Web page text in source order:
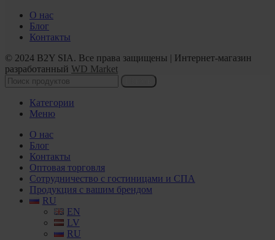
О нас
Блог
Контакты
© 2024 B2Y SIA. Все права защищены | Интернет-магазин
разработанный WD Market
Категории
Меню
О нас
Блог
Контакты
Оптовая торговля
Сотрудничество с гостиницами и СПА
Продукция с вашим брендом
RU
EN
LV
RU